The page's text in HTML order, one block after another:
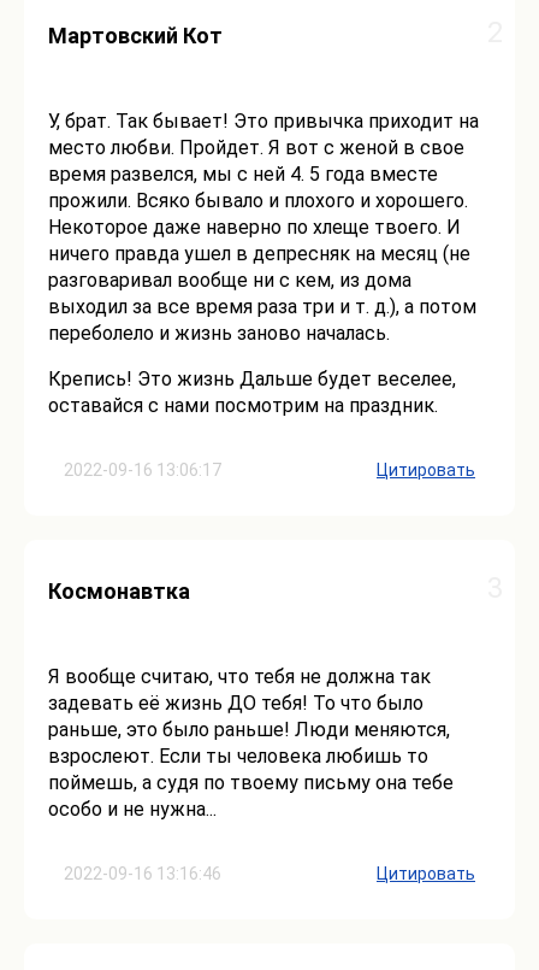
2022-09-16 13:06:17
Мартовский Кот
У, брат. Так бывает! Это привычка приходит на
место любви. Пройдет. Я вот с женой в свое
время развелся, мы с ней 4. 5 года вместе
прожили. Всяко бывало и плохого и хорошего.
Некоторое даже наверно по хлеще твоего. И
ничего правда ушел в депресняк на месяц (не
разговаривал вообще ни с кем, из дома
выходил за все время раза три и т. д.), а потом
переболело и жизнь заново началась.
Крепись! Это жизнь Дальше будет веселее,
оставайся с нами посмотрим на праздник.
Цитировать
2022-09-16 13:16:46
Космонавтка
Я вообще считаю, что тебя не должна так
задевать её жизнь ДО тебя! То что было
раньше, это было раньше! Люди меняются,
взрослеют. Если ты человека любишь то
поймешь, а судя по твоему письму она тебе
особо и не нужна...
Цитировать